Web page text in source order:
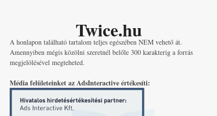
Twice.hu
A honlapon található tartalom teljes egészében NEM vehető át.
Amennyiben mégis közölni szeretnél belőle 300 karakterig a forrás
megjelölésével megteheted.
Média felületeinket az AdsInteractive értékesíti: